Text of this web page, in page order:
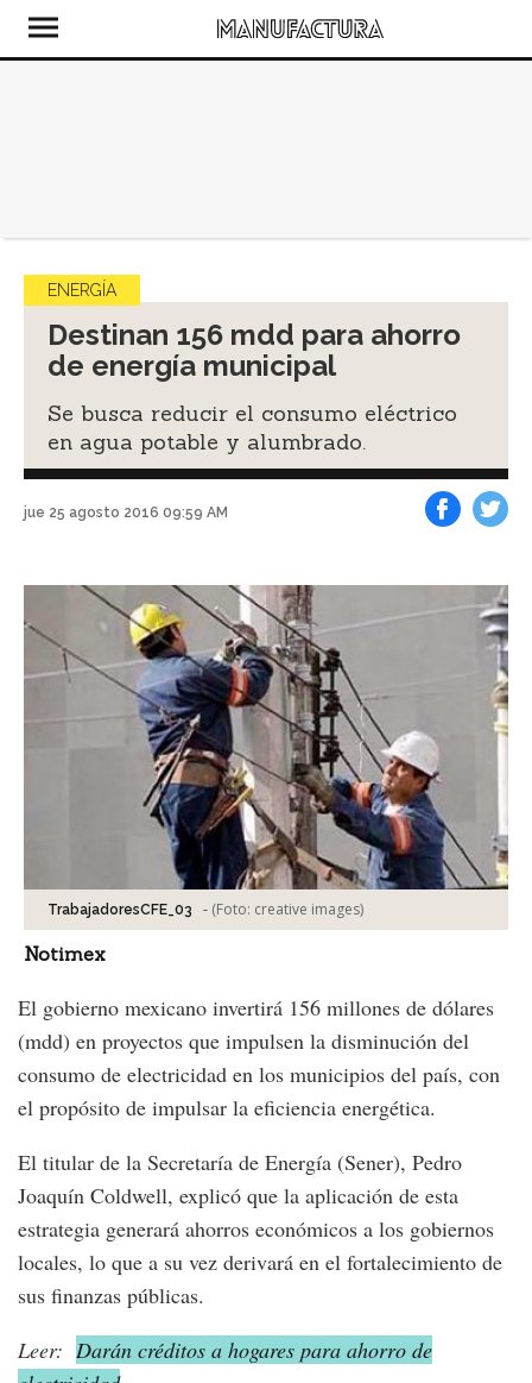
ENERGÍA
Destinan 156 mdd para ahorro
de energía municipal
Se busca reducir el consumo eléctrico
en agua potable y alumbrado.
jue 25 agosto 2016 09:59 AM
TrabajadoresCFE_03 - (Foto: creative images)
Notimex
El gobierno mexicano invertirá 156 millones de dólares
(mdd) en proyectos que impulsen la disminución del
consumo de electricidad en los municipios del país, con
el propósito de impulsar la eficiencia energética.
El titular de la Secretaría de Energía (Sener), Pedro
Joaquín Coldwell, explicó que la aplicación de esta
estrategia generará ahorros económicos a los gobiernos
locales, lo que a su vez derivará en el fortalecimiento de
sus finanzas públicas.
Leer: Darán créditos a hogares para ahorro de